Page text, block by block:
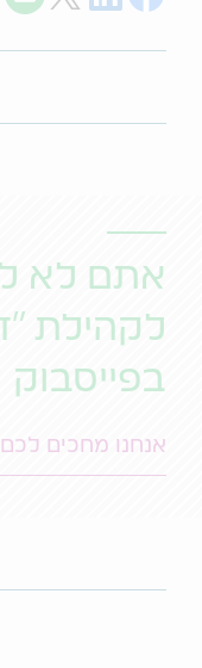
אתם לא
לקהילת
בפייסבוק
אנחנו מחכים